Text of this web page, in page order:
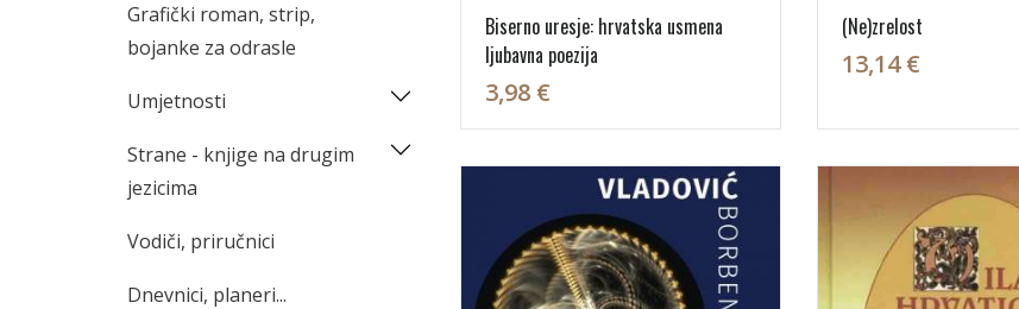
Biserno uresje: hrvatska usmena
ljubavna poezija
3,98 €
(Ne)zrelost
13,14 €
Grafički roman, strip,
bojanke za odrasle
Umjetnosti
Strane - knjige na drugim
jezicima
Vodiči, priručnici
Dnevnici, planeri...